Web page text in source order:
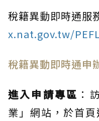
稅籍異動即時通服
x.nat.gov.tw/
稅籍異動即時通申
進入申請專區 ：
業」網站，於首